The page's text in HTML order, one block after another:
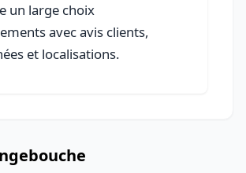
un large choix
avec avis clients,
et localisations.